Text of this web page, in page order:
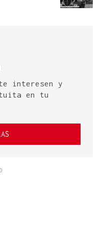
interesen y
en tu